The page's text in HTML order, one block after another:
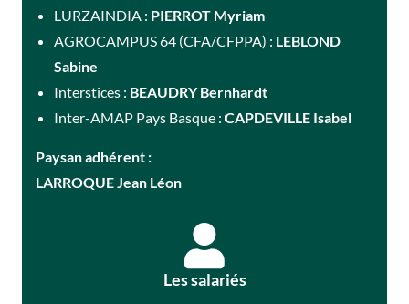
LURZAINDIA : PIERROT Myriam
AGROCAMPUS 64 (CFA/CFPPA) : LEBLOND
Sabine
Interstices : BEAUDRY Bernhardt
Inter-AMAP Pays Basque :CAPDEVILLE Isabel
Paysan adhérent :
LARROQUE Jean Léon
Les salariés